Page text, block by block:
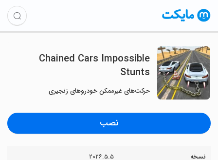
Chained Cars Impossible
Stunts
حرکت‌های غیرممکن خودروهای زنجیری
نصب
نسخه ۲۰۲۶.۵.۵